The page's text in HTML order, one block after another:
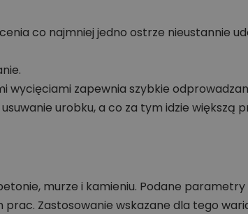
co najmniej jedno ostrze nieustannie
wycięciami zapewnia szybkie
urobku, a co za tym idzie większą
murze i kamieniu. Podane
Zastosowanie wskazane dla tego